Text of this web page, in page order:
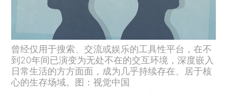
曾经仅用于搜索、交流或娱乐的工具性平台，在不
到20年间已演变为无处不在的交互环境，深度嵌入
日常生活的方方面面，成为几乎持续存在、居于核
心的生存场域。图：视觉中国